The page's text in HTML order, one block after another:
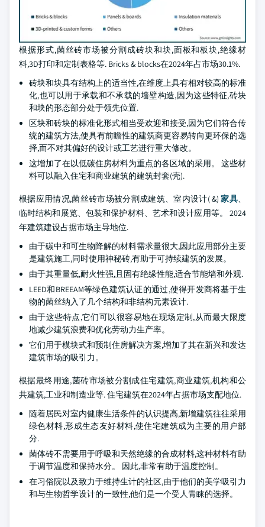
根据形式,菌丝砖市场被分割成砖块和块,面板和板块,绝缘材
料,3D打印和定制表格等. Bricks & blocks在2024年占市场30.1%.
砖块和块具有结构上的适当性,在维度上具有相对较高的标准
化,也可以用于承载和不承载的墙壁构造,因为这些特征,砖块
和块的形态部分处于领先位置.
区块和砖块的标准化形式相当受欢迎和接受,因为它们符合传
统的建筑方法,使具有前瞻性的建筑商更容易转向更环保的选
择,而不对其偏好的设计或工艺进行重大修改。
这增加了在以低碳住房材料为重点的各区域的采用。 这些材
料可以融入住宅和商业建筑的建筑封套(壳).
根据应用情况,菌丝砖市场被分割成建筑、室内设计( &)家具、
临时结构和展览、包装和保护材料、艺术和设计应用等。 2024
年建筑建设占据市场主导地位.
由于碳中和可生物降解的材料需求量很大,因此应用部分主要
是建筑施工,同时使用神秘砖,有助于可持续建筑的发展。
由于其重量低,耐火性强,且固有绝缘性能,适合节能墙和外观.
LEED和BREEAM等绿色建筑认证的通过,使得开发商将基于生
物的菌丝纳入了几个结构和非结构元素设计.
由于这些特点,它们可以很容易地在现场定制,从而最大限度
地减少建筑浪费和优化劳动力生产率。
它们用于模块式和预制住房解决方案,增加了其在新兴和发达
建筑市场的吸引力。
根据最终用途,菌砖市场被分割成住宅建筑,商业建筑,机构和公
共建筑,工业和制造业等. 住宅建筑在2024年占据市场支配地位.
随着居民对室内健康生活条件的认识提高,新增建筑往往采用
绿色材料,形成生态友好材料,使住宅建筑成为主要的用户部
分.
菌体砖不需要用于呼吸和天然绝缘的合成材料,这种材料有助
于调节温度和保持水分。 因此,非常有助于温度控制。
在习俗院以及致力于维持生计的社区,由于他们的美学吸引力
和与生物哲学设计的一致性,他们是一个受人青睐的选择。